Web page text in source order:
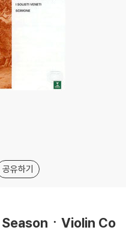
공유하기
ㆍViolin Co